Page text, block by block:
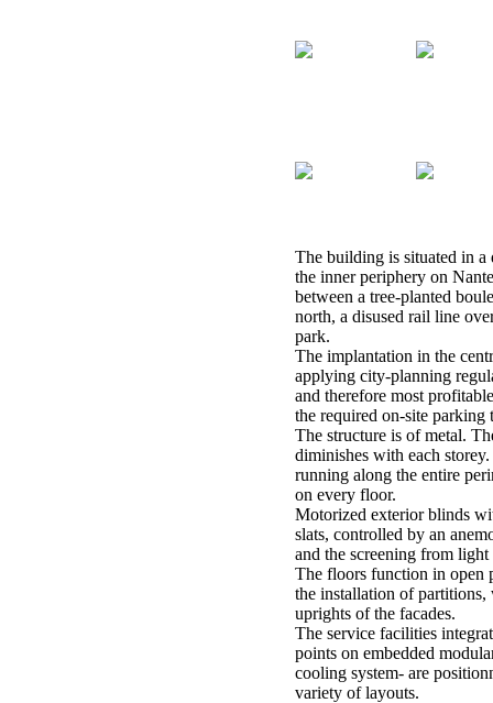
The building is situated in
the inner periphery on
between a tree-planted
north, a disused rail line
park.
The implantation in the
applying city-planning
and therefore most
the required on-site parking
The structure is of metal.
diminishes with each
running along the entire
on every floor.
Motorized exterior blinds
slats, controlled by an
and the screening from
The floors function in open
the installation of
uprights of the facades.
The service facilities
points on embedded
cooling system- are
variety of layouts.